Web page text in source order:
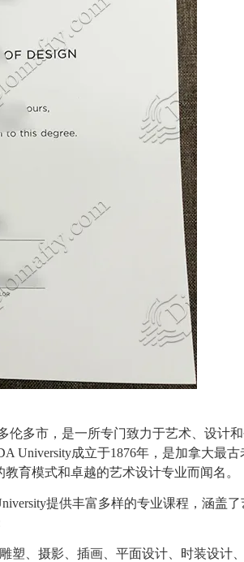
伦多市，是一所专门致力于艺术、设计
University成立于1876年，是加拿大最古
育模式和卓越的艺术设计专业而闻名。
提供丰富多样的专业课程，涵盖了
塑、摄影、插画、平面设计、时装设计